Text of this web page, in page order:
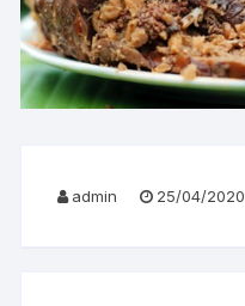
admin 25/04/2020